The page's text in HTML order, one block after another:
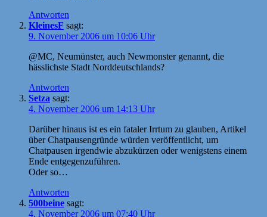
Antworten
KleinesF sagt:
9. November 2006 um 10:06 Uhr
@MC, Neumünster, auch Newmonster genannt, die
hässlichste Stadt Norddeutschlands?
Antworten
Setza sagt:
4. November 2006 um 14:13 Uhr
Darüber hinaus ist es ein fataler Irrtum zu glauben, Artikel
über Chatpausengründe würden veröffentlicht, um
Chatpausen irgendwie abzukürzen oder wenigstens einem
Ende entgegenzuführen.
Oder so…
Antworten
500beine sagt:
4. November 2006 um 07:40 Uhr